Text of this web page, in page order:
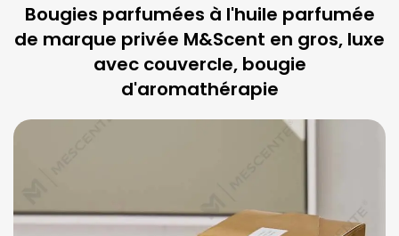
Bougies parfumées à l'huile parfumée
de marque privée M&Scent en gros, luxe
avec couvercle, bougie
d'aromathérapie